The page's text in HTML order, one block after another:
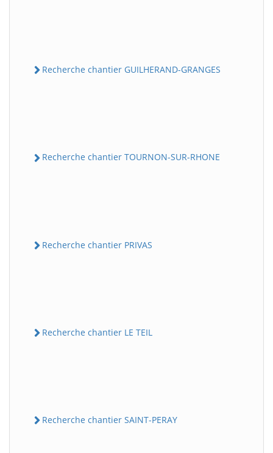
Recherche chantier GUILHERAND-GRANGES
Recherche chantier TOURNON-SUR-RHONE
Recherche chantier PRIVAS
Recherche chantier LE TEIL
Recherche chantier SAINT-PERAY